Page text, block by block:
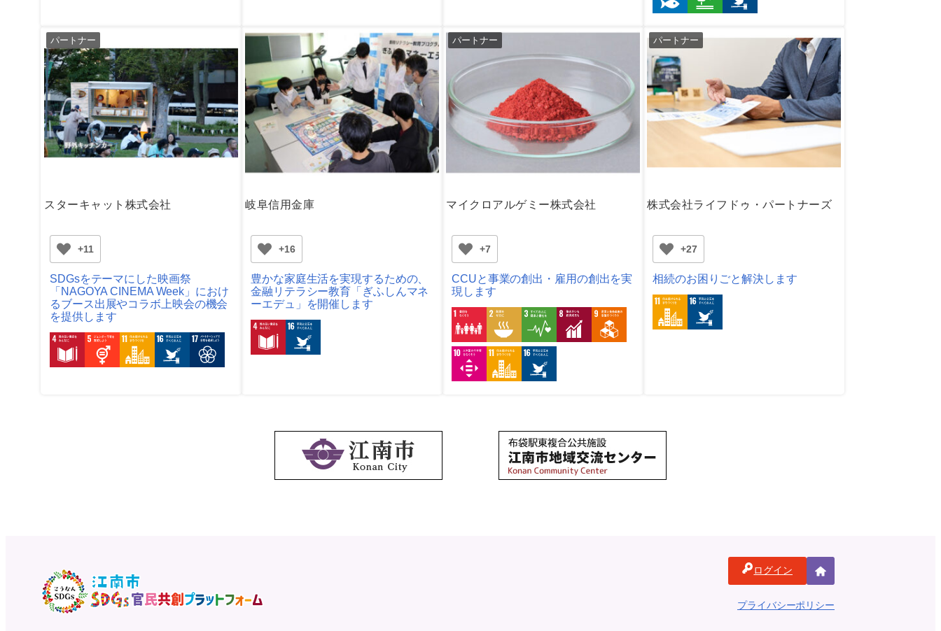
パートナー
スターキャット株式会社
+11
SDGsをテーマにした映画祭
「NAGOYA CINEMA Week」におけ
るブース出展やコラボ上映会の機会
を提供します
岐阜信用金庫
+16
豊かな家庭生活を実現するための、
金融リテラシー教育「ぎふしんマネ
ーエデュ」を開催します
パートナー
マイクロアルゲミー株式会社
+7
CCUと事業の創出・雇用の創出を実
現します
パートナー
株式会社ライフドゥ・パートナーズ
+27
相続のお困りごと解決します
ログイン
ー
プライバシーポリシー